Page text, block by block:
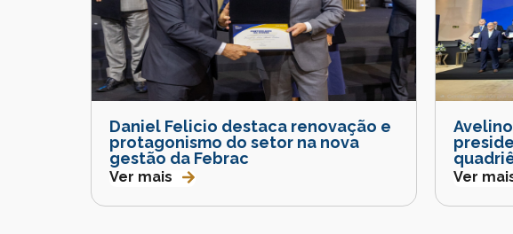
Daniel Felicio destaca renovação e
protagonismo do setor na nova
gestão da Febrac
Ver mais Ver